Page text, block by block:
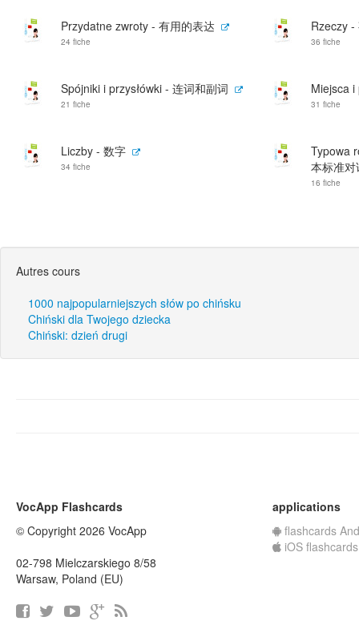
Przydatne zwroty - 有用的表达
24 fiche
Rzeczy -
36 fiche
Spójniki i przysłówki - 连词和副词
21 fiche
Miejsca
31 fiche
Liczby - 数字
34 fiche
Typowa
本标准对
16 fiche
Autres cours
1000 najpopularniejszych słów po chińsku
Chiński dla Twojego dziecka
Chiński: dzień drugi
VocApp Flashcards
© Copyright 2026 VocApp
02-798 Mielczarskiego 8/58
Warsaw, Poland (EU)
applications
flashcards
iOS flashcards